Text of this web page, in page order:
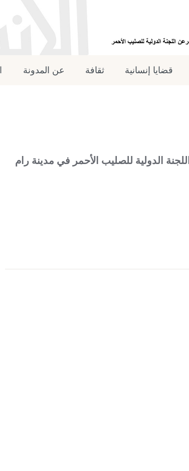
قضايا إنسانية ثقافة عن المدونة
الدولية للصليب الأحمر في مدينة رام